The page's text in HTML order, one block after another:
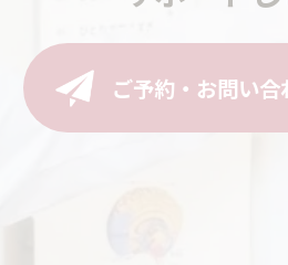
ご予約・お問い